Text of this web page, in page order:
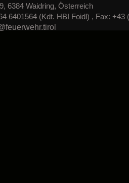
6384 Waidring, Österreich
6401564 (Kdt. HBI Foidl) , Fax: +43